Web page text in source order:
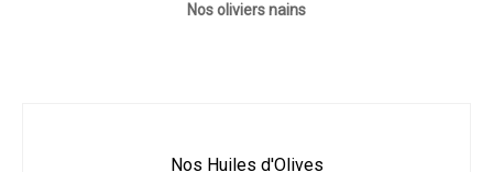
Nos oliviers nains
Nos Huiles d'Olives